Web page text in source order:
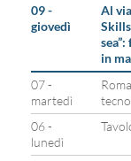
09 -
giovedì
Al
in
07 -
martedì
06 -
lunedì